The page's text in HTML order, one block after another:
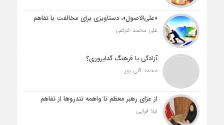
«علی‌الاصول»، دستاویزی برای مخالفت با تفاهم
علی محمد خزاعی
آزادگی یا فرهنگِ گداپروری؟
محمد قلی پور
از عزای رهبر معظم تا واهمه تندروها از تفاهم
لیلا قرایی